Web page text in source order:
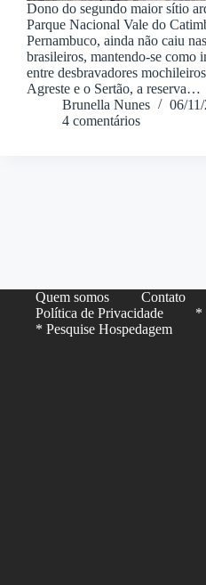
Dono do segundo maior sítio
Parque Nacional Vale do
Pernambuco, ainda não caiu
brasileiros, mantendo-se como
entre desbravadores
Agreste e o Sertão, a reserva…
Brunella Nunes
06/
4 comentários
Quem somos Contato
Política de Privacidade
*
* Pesquise Hospedagem